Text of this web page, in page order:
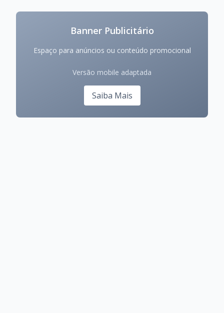
Banner Publicitário
Espaço para anúncios ou conteúdo promocional
Versão mobile adaptada
Saiba Mais